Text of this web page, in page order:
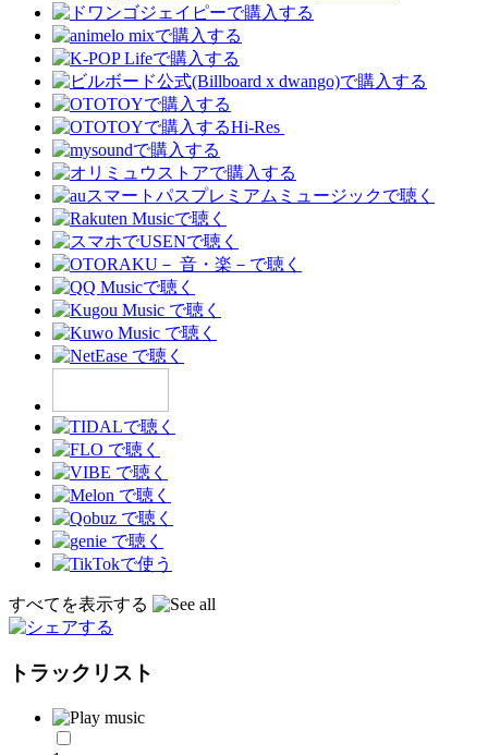
Hi-Res
すべてを表示する
トラックリスト